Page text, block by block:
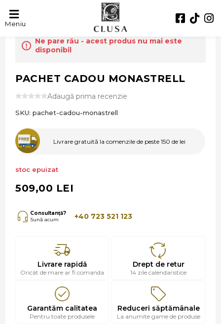
Meniu
Ne pare rău - acest produs nu mai este
disponibil
PACHET CADOU MONASTRELL
Adaugă prima recenzie
SKU: pachet-cadou-monastrell
Livrare gratuită la comenzile de peste 150 de lei
stoc epuizat
509,00 LEI
Consultanță?
Sună acum
+40 723 521 123
Livrare rapidă
Oricât de mare ar fi comanda
Drept de retur
14 zile calendaristice
Garantăm calitatea
Pentru toate produsele
Reduceri săptămânale
La anumite game de produse